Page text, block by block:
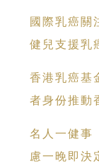
國際乳癌關
健兒支援乳
香港乳癌基
者身份推動香港乳健
名人一健事
慮一晚即決